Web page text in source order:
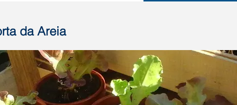
da Areia